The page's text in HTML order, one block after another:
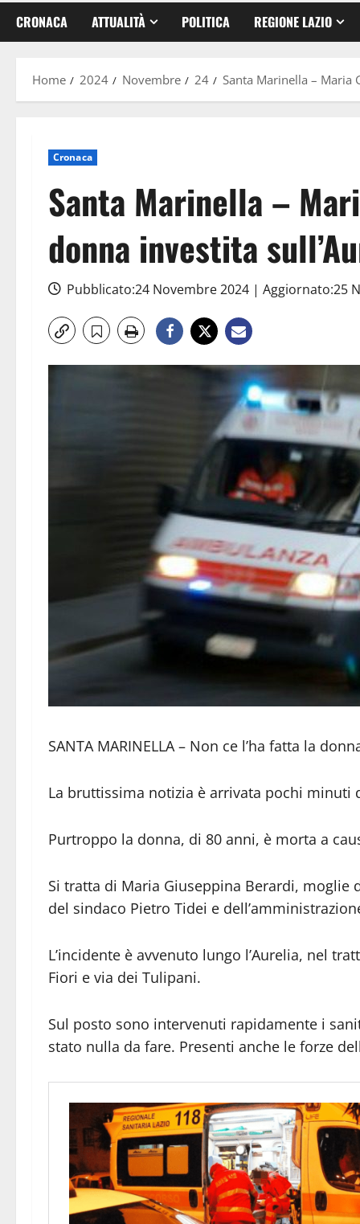
CRONACA ATTUALITÀ POLITICA REGIONE LAZIO
Home 2024 Novembre 24 Santa Marinella – Maria
Cronaca
Santa Marinella –
donna investita
Pubblicato:24 Novembre 2024 | Aggiornato:25
SANTA MARINELLA – Non ce l’ha fatta la
La bruttissima notizia è arrivata pochi minuti
Purtroppo la donna, di 80 anni, è morta a
Si tratta di Maria Giuseppina Berardi,
del sindaco Pietro Tidei e
L’incidente è avvenuto lungo l’Aurelia, nel
Fiori e via dei Tulipani.
Sul posto sono intervenuti rapidamente i
stato nulla da fare. Presenti anche le forze